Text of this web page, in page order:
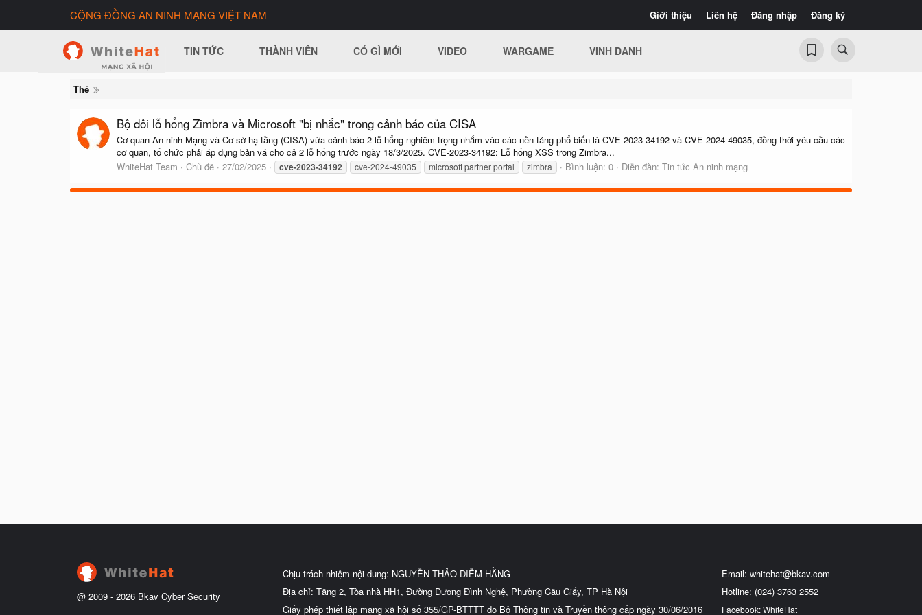
Giới thiệu Liên hệ Đăng nhập Đăng ký
CỘNG ĐỒNG AN NINH MẠNG VIỆT NAM
TIN TỨC THÀNH VIÊN CÓ GÌ MỚI VIDEO WARGAME VINH DANH
Thẻ
Bộ đôi lỗ hổng Zimbra và Microsoft "bị nhắc" trong cảnh báo của CISA
Cơ quan An ninh Mạng và Cơ sở hạ tầng (CISA) vừa cảnh báo 2 lỗ hổng nghiêm trọng nhắm vào các nền tảng phổ biến là CVE-2023-34192 và CVE-2024-49035, đồng thời yêu cầu các
cơ quan, tổ chức phải áp dụng bản vá cho cả 2 lỗ hổng trước ngày 18/3/2025. CVE-2023-34192: Lỗ hổng XSS trong Zimbra...
WhiteHat Team
Chủ đề 27/02/2025 cve-2023-34192 cve-2024-49035 microsoft partner portal zimbra Bình luận: 0 Diễn đàn: Tin tức An ninh mạng
@ 2009 - 2026 Bkav Cyber Security
Chịu trách nhiệm nội dung: NGUYỄN THẢO DIỄM HẰNG
Địa chỉ: Tầng 2, Tòa nhà HH1, Đường Dương Đình Nghệ, Phường Cầu Giấy, TP Hà Nội
Giấy phép thiết lập mạng xã hội số 355/GP-BTTTT do Bộ Thông tin và Truyền thông cấp ngày 30/06/2016
Email: whitehat@bkav.com
Hotline: (024) 3763 2552
Facebook: WhiteHat